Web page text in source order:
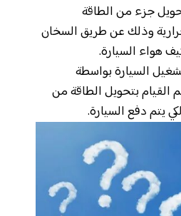
جزء من الطاقة
حرارية وذلك عن طريق السخان
هواء السيارة.
السيارة بواسطة
القيام بتحويل الطاقة من
يتم دفع السيارة.